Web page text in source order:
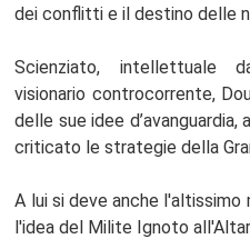
dei conflitti e il destino delle
Scienziato, intellettuale
visionario controcorrente,
delle sue idee
criticato le strategie della
A lui si deve anche
l'idea del Milite Ignoto